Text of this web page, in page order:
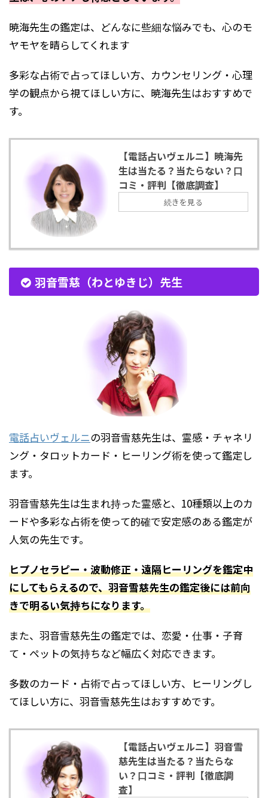
暁海先生の鑑定は、どんなに些細な悩みでも、心のモ
ヤモヤを晴らしてくれます
多彩な占術で占ってほしい方、カウンセリング・心理
学の観点から視てほしい方に、暁海先生はおすすめで
す。
【電話占いヴェルニ】暁海先
生は当たる？当たらない？口
コミ・評判【徹底調査】
続きを見る
羽音雪慈（わとゆきじ）先生
電話占いヴェルニの羽音雪慈先生は、霊感・チャネリ
ング・タロットカード・ヒーリング術を使って鑑定し
ます。
羽音雪慈先生は生まれ持った霊感と、10種類以上のカ
ードや多彩な占術を使って的確で安定感のある鑑定が
人気の先生です。
ヒプノセラピー・波動修正・遠隔ヒーリングを鑑定中
にしてもらえるので、羽音雪慈先生の鑑定後には前向
きで明るい気持ちになります。
また、羽音雪慈先生の鑑定では、恋愛・仕事・子育
て・ペットの気持ちなど幅広く対応できます。
多数のカード・占術で占ってほしい方、ヒーリングし
てほしい方に、羽音雪慈先生はおすすめです。
【電話占いヴェルニ】羽音雪
慈先生は当たる？当たらな
い？口コミ・評判【徹底調
査】